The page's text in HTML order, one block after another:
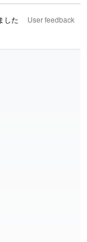
した User feedback
した
た、書き順
ツールを
索
り練習
辞典、地
レンスツ
発音記
習ツール
語辞典
の手書き
ルです。
ール
前の読み
。
と発音
ど、楽し
す。
トからで